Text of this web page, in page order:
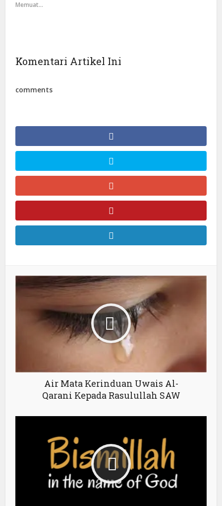
Memuat...
Komentari Artikel Ini
comments
Air Mata Kerinduan Uwais Al-
Qarani Kepada Rasulullah SAW